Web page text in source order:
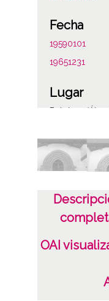
Fecha
19590101
19651231
Lugar
Betolaza
Notas
ENC-PP-
Licencia
CC BY-NC-SA
OAI